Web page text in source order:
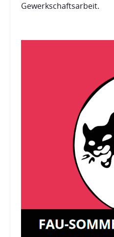
Gewerkschaftsarbeit.